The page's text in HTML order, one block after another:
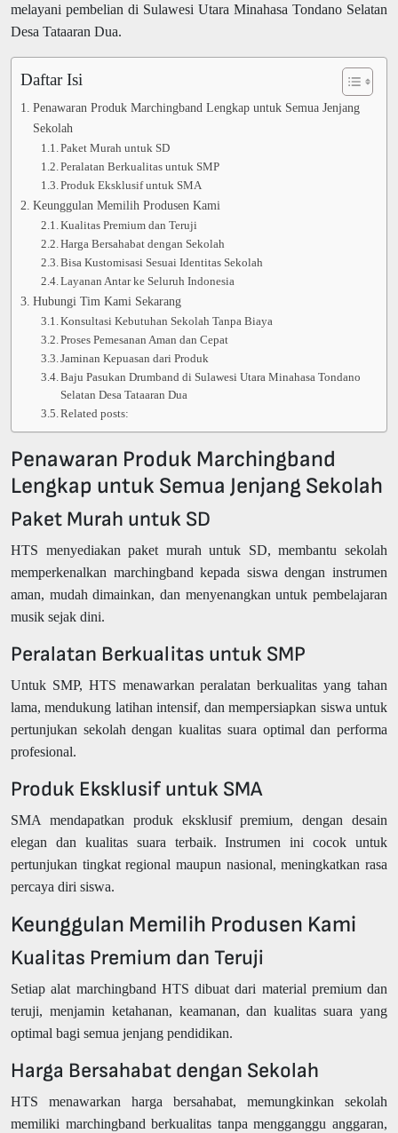
melayani pembelian di Sulawesi Utara Minahasa Tondano Selatan
Desa Tataaran Dua.
Daftar Isi
Penawaran Produk Marchingband Lengkap untuk Semua Jenjang
Sekolah
Paket Murah untuk SD
Peralatan Berkualitas untuk SMP
Produk Eksklusif untuk SMA
Keunggulan Memilih Produsen Kami
Kualitas Premium dan Teruji
Harga Bersahabat dengan Sekolah
Bisa Kustomisasi Sesuai Identitas Sekolah
Layanan Antar ke Seluruh Indonesia
Hubungi Tim Kami Sekarang
Konsultasi Kebutuhan Sekolah Tanpa Biaya
Proses Pemesanan Aman dan Cepat
Jaminan Kepuasan dari Produk
Baju Pasukan Drumband di Sulawesi Utara Minahasa Tondano
Selatan Desa Tataaran Dua
Related posts:
Penawaran Produk Marchingband
Lengkap untuk Semua Jenjang Sekolah
Paket Murah untuk SD
HTS menyediakan paket murah untuk SD, membantu sekolah
memperkenalkan marchingband kepada siswa dengan instrumen
aman, mudah dimainkan, dan menyenangkan untuk pembelajaran
musik sejak dini.
Peralatan Berkualitas untuk SMP
Untuk SMP, HTS menawarkan peralatan berkualitas yang tahan
lama, mendukung latihan intensif, dan mempersiapkan siswa untuk
pertunjukan sekolah dengan kualitas suara optimal dan performa
profesional.
Produk Eksklusif untuk SMA
SMA mendapatkan produk eksklusif premium, dengan desain
elegan dan kualitas suara terbaik. Instrumen ini cocok untuk
pertunjukan tingkat regional maupun nasional, meningkatkan rasa
percaya diri siswa.
Keunggulan Memilih Produsen Kami
Kualitas Premium dan Teruji
Setiap alat marchingband HTS dibuat dari material premium dan
teruji, menjamin ketahanan, keamanan, dan kualitas suara yang
optimal bagi semua jenjang pendidikan.
Harga Bersahabat dengan Sekolah
HTS menawarkan harga bersahabat, memungkinkan sekolah
memiliki marchingband berkualitas tanpa mengganggu anggaran,